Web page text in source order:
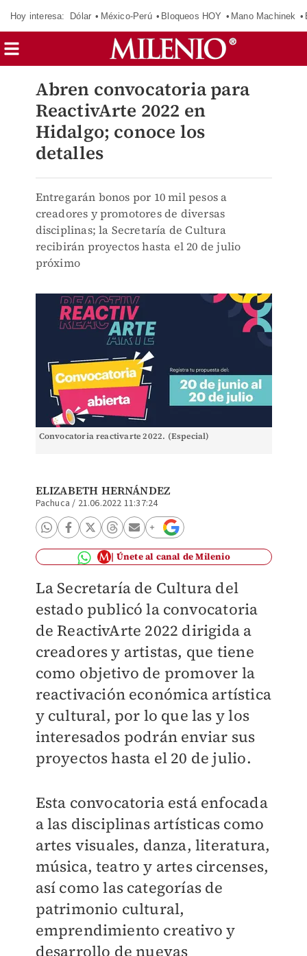
Hoy interesa: Dólar México-Perú Bloqueos HOY Mano Machinek
Abren convocatoria para
ReactivArte 2022 en
Hidalgo; conoce los
detalles
Entregarán bonos por 10 mil pesos a
creadores y promotores de diversas
disciplinas; la Secretaría de Cultura
recibirán proyectos hasta el 20 de julio
próximo
Convocatoria reactivarte 2022. (Especial)
ELIZABETH HERNÁNDEZ
Pachuca / 21.06.2022 11:37:24
Únete al canal de Milenio
La Secretaría de Cultura del
estado publicó la convocatoria
de ReactivArte 2022 dirigida a
creadores y artistas, que tiene
como objetivo de promover la
reactivación económica artística
y cultural, por lo que las y los
interesados podrán enviar sus
proyectos hasta el 20 de julio.
Esta convocatoria está enfocada
a las disciplinas artísticas como
artes visuales, danza, literatura,
música, teatro y artes circenses,
así como las categorías de
patrimonio cultural,
emprendimiento creativo y
desarrollo de nuevas